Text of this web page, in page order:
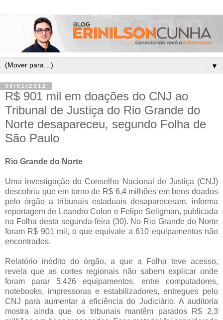
▼
30/01/2012
R$ 901 mil em doações do CNJ ao
Tribunal de Justiça do Rio Grande do
Norte desapareceu, segundo Folha de
São Paulo
Rio Grande do Norte
Uma investigação do Conselho Nacional de Justiça (CNJ)
descobriu que em torno de R$ 6,4 milhões em bens doados
pelo órgão a tribunais estaduais desapareceram, informa
reportagem de Leandro Colon e Felipe Seligman, publicada
na Folha desta segunda-feira (30). No Rio Grande do Norte
foram R$ 901 mil, o que equivale a 610 equipamentos não
encontrados.
Relatório inédito do órgão, a que a Folha teve acesso,
revela que as cortes regionais não sabem explicar onde
foram parar 5.426 equipamentos, entre computadores,
notebooks, impressoras e estabilizadores, entregues pelo
CNJ para aumentar a eficiência do Judiciário. A auditoria
mostra ainda que os tribunais mantêm parados R$ 2,3